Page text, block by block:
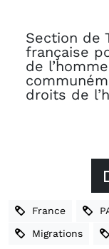
Section de
française
de
droits de
France
Migrations